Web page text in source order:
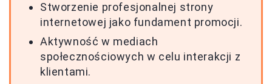
Stworzenie profesjonalnej strony
internetowej jako fundament promocji.
Aktywność w mediach
społecznościowych w celu interakcji z
klientami.